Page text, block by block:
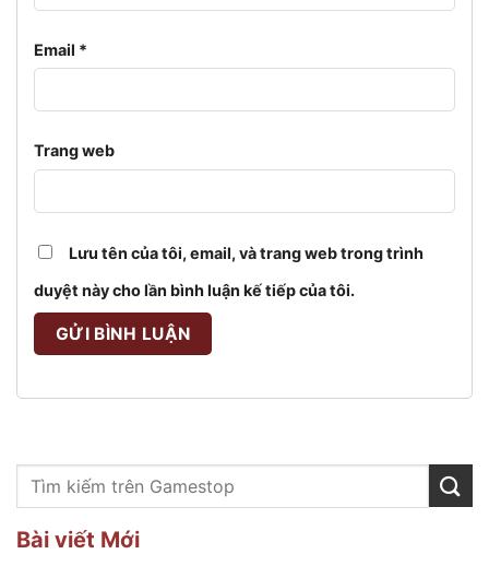
Email *
Trang web
Lưu tên của tôi, email, và trang web trong trình
duyệt này cho lần bình luận kế tiếp của tôi.
Bài viết Mới